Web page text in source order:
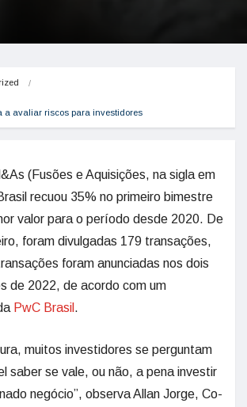
a avaliar riscos para investidores
(Fusões e Aquisições, na sigla em
recuou 35% no primeiro bimestre
valor para o período desde 2020. De
foram divulgadas 179 transações,
foram anunciadas nos dois
de 2022, de acordo com um
PwC Brasil .
muitos investidores se perguntam
saber se vale, ou não, a pena investir
negócio”, observa Allan Jorge, Co-